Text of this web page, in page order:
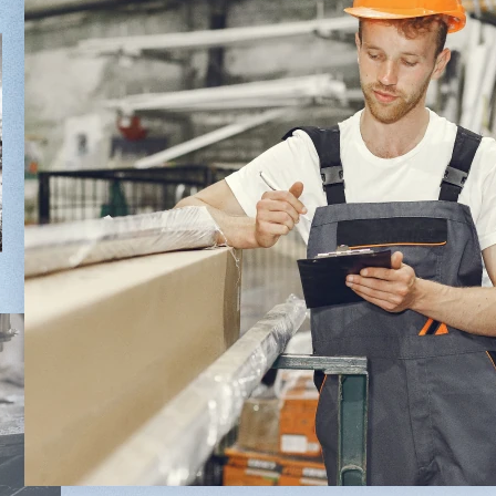
MX6015
2 901 639 ₽
3 254 098 ₽
Артикул: 2497
Длина заготовки: 400-1500 мм
Макс. ширина заготовки: 580 мм
Станок проходного типа
Узлы: 4 пилы, 2 фрезы
Вес: 3800 кг
Подробнее
5/1
2 491
2 745 902
Артикул:
Длина
Ширина
Толщина
Масса: